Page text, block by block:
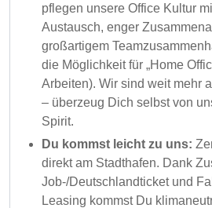
pflegen unsere Office Kultur
Austausch, enger
großartigem
die Möglichkeit für „Home
Arbeiten). Wir sind weit mehr
– überzeug Dich selbst von
Spirit.
Du kommst leicht zu uns:
direkt am Stadthafen. Dank
Job-/Deutschlandticket und
Leasing kommst Du